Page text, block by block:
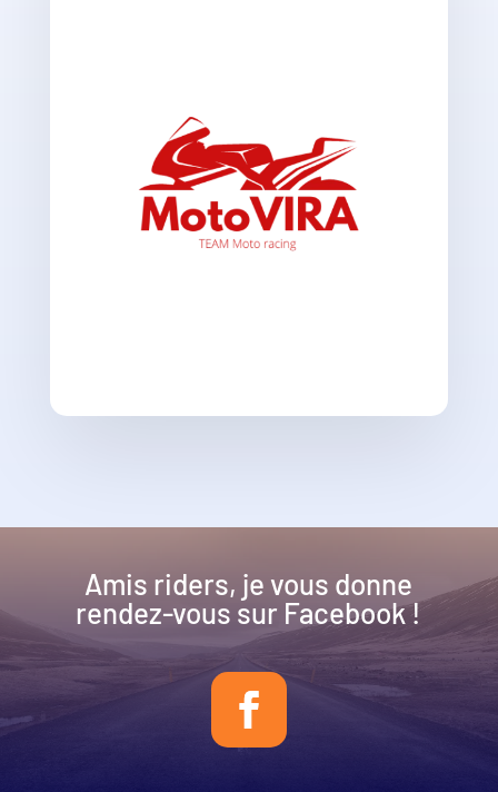
Amis riders, je vous donne
rendez-vous sur Facebook !